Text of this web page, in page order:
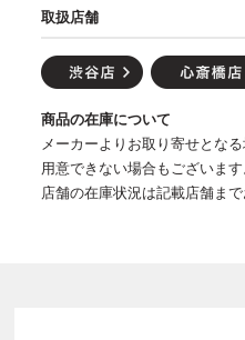
取扱店舗
商品の在庫について
メーカーよりお取り寄せとな
用意できない場合もございます
店舗の在庫状況は記載店舗まで